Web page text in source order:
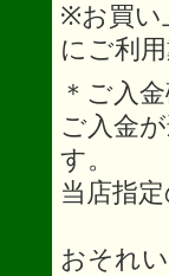
※お買い
にご利
＊ご入
ご入金
す。
当店指
おそれ